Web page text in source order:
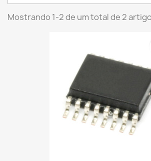
Mostrando 1-2 de um total de 2